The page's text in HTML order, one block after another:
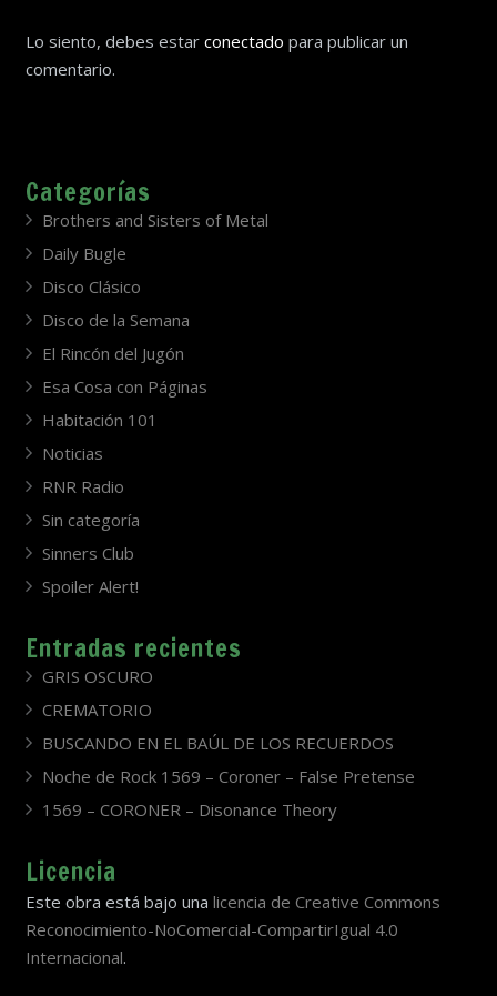
Lo siento, debes estar conectado para publicar un
comentario.
Categorías
Brothers and Sisters of Metal
Daily Bugle
Disco Clásico
Disco de la Semana
El Rincón del Jugón
Esa Cosa con Páginas
Habitación 101
Noticias
RNR Radio
Sin categoría
Sinners Club
Spoiler Alert!
Entradas recientes
GRIS OSCURO
CREMATORIO
BUSCANDO EN EL BAÚL DE LOS RECUERDOS
Noche de Rock 1569 – Coroner – False Pretense
1569 – CORONER – Disonance Theory
Licencia
Este obra está bajo una licencia de Creative Commons
Reconocimiento-NoComercial-CompartirIgual 4.0
Internacional.